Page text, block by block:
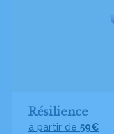
Résilience
à partir de 59€